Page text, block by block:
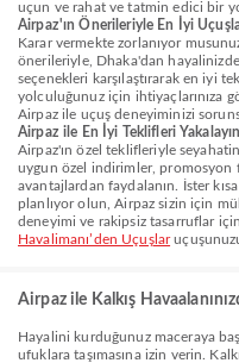
uçun ve rahat ve tatmin edici bir
Airpaz'ın Önerileriyle En İyi
Karar vermekte zorlanıyor
önerileriyle, Dhaka'dan
seçenekleri karşılaştırarak en iyi
yolculuğunuz için ihtiyaçlarınıza
Airpaz ile uçuş deneyiminizi
Airpaz ile En İyi Teklifleri Yakalayın
Airpaz'ın özel teklifleriyle
uygun özel indirimler, promosyon
avantajlardan faydalanın. İster
planlıyor olun, Airpaz sizin için
deneyimi ve rakipsiz tasarruflar
Havalimanı’den Uçuşlar
Airpaz ile Kalkış
Hayalini kurduğunuz maceraya
ufuklara taşımasına izin verin.